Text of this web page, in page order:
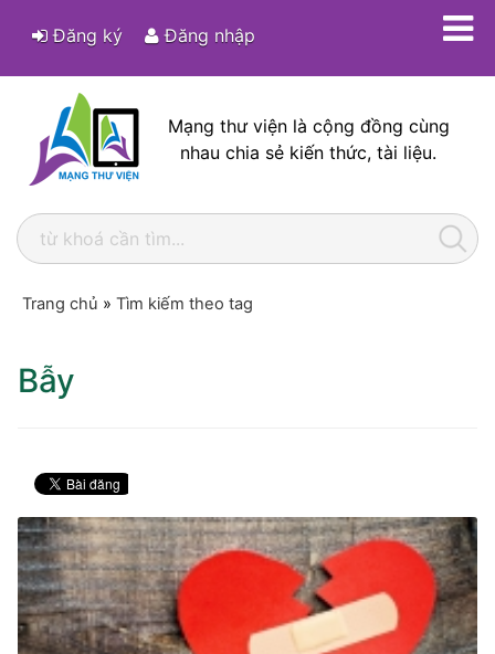
Đăng ký Đăng nhập
Mạng thư viện là cộng đồng cùng
nhau chia sẻ kiến thức, tài liệu.
Trang chủ » Tìm kiếm theo tag
Bẫy